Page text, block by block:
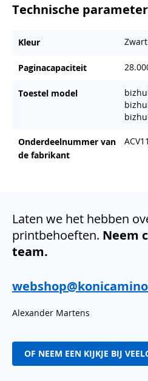
Technische
Kleur Zwart
Paginacapaciteit
Toestel model
Onderdeelnummer van
de fabrikant
Laten we het hebben
printbehoeften. Neem
team.
Alexander Martens
OF NEEM EEN KIJKJE BIJ